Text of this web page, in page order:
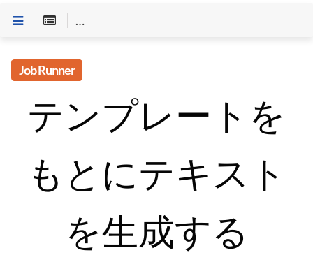
Customineドキュメントへようこそ
Job Runner
テンプレートを
もとにテキスト
を生成する